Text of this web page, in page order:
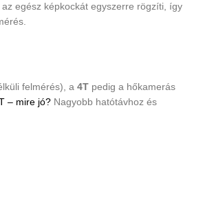
egész képkockát egyszerre rögzíti, így
felmérés), a 4T pedig a hőkamerás
– mire jó? Nagyobb hatótávhoz és